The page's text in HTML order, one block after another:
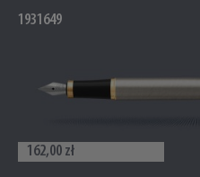
1931649
162,00 zł